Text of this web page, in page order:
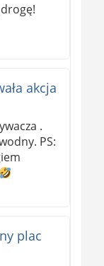
akcja
.
PS:
plac